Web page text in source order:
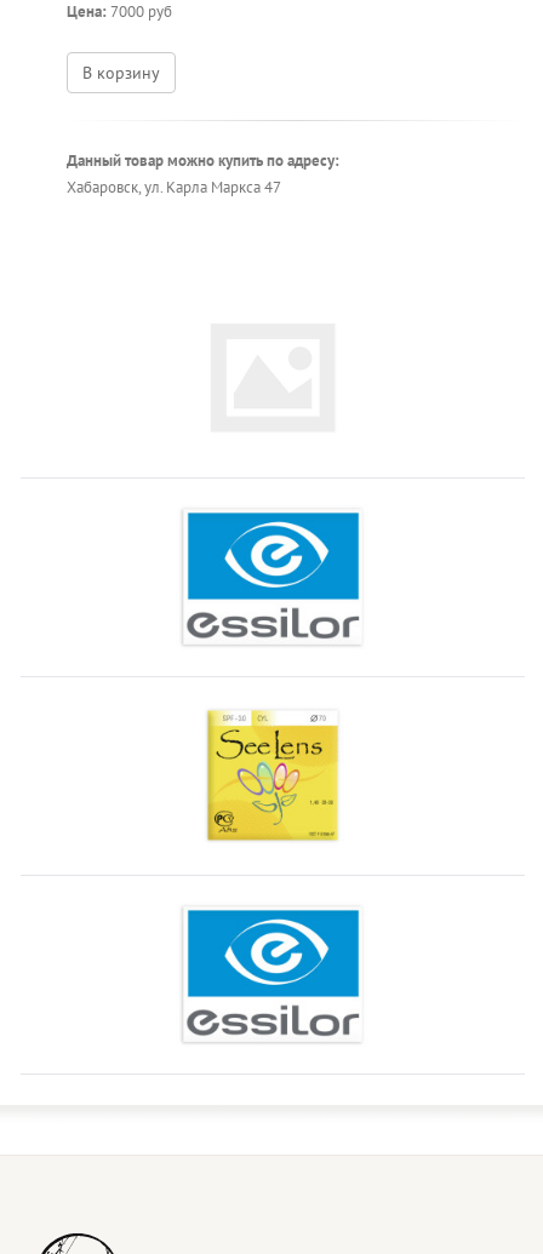
Цена: 7000 руб
В корзину
Данный товар можно купить по адресу:
Хабаровск, ул. Карла Маркса 47